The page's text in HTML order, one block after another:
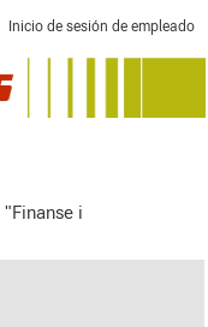
Inicio de sesión de empleado
"Finanse i